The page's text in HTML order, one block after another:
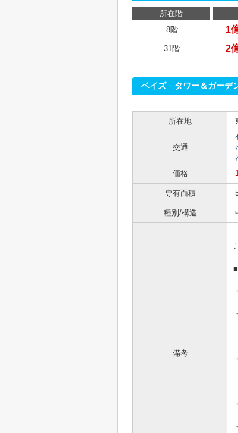
所在階
8階
1
31階 2
ベイズ タワー＆ガーデ
所在地
交通
価格
専有面積
種別/構造
備考